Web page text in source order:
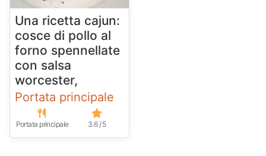
Una ricetta cajun:
cosce di pollo al
forno spennellate
con salsa
worcester,
Portata principale
Portata principale 3.6 / 5